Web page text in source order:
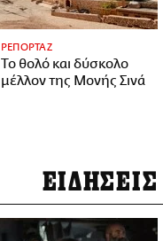
ΡΕΠΟΡΤΑΖ
Το θολό και δύσκολο
μέλλον της Μονής Σινά
ΕΙΔΗΣΕΙΣ